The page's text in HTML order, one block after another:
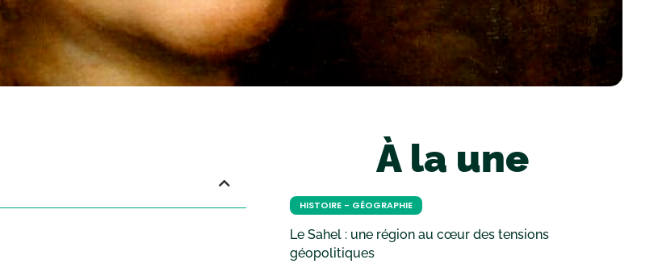
À la une
HISTOIRE - GÉOGRAPHIE
Le Sahel : une région au cœur des tensions
géopolitiques